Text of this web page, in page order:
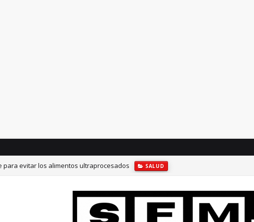
para evitar los alimentos ultraprocesados SALUD